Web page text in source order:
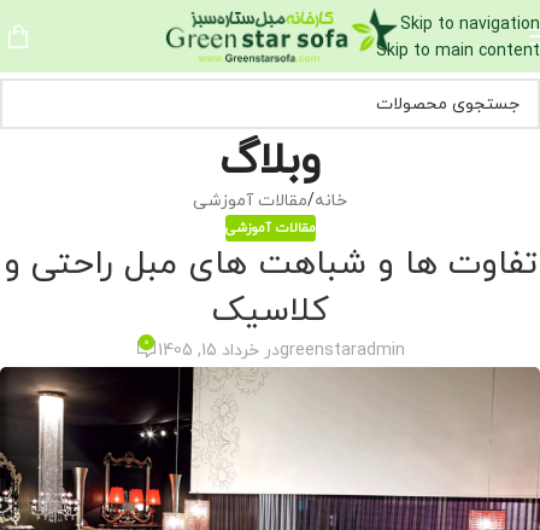
Skip to navigation
Skip to main content
وبلاگ
خانه مقالات آموزشی
مقالات آموزشی
تفاوت ها و شباهت های مبل راحتی و
کلاسیک
greenstaradminدر خرداد 15, 1405 0